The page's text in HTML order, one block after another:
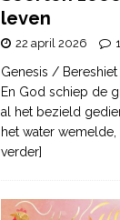
leven
22 april 2026 1
Genesis / Bereshiet
En God schiep de
al het bezield
het water wemelde,
verder]